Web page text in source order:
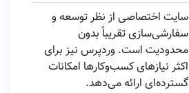
سایت اختصاصی از نظر توسعه و
سفارشی‌سازی تقریباً بدون
محدودیت است. وردپرس نیز برای
اکثر نیازهای کسب‌وکارها امکانات
گسترده‌ای ارائه می‌دهد.